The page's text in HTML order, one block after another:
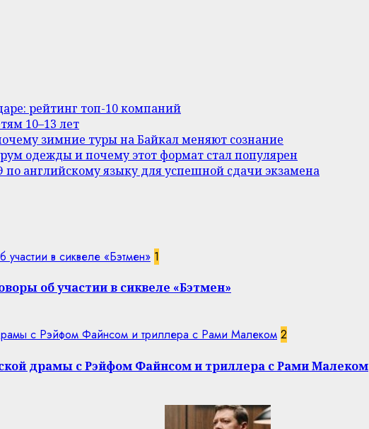
рейтинг топ-10 компаний
10–13 лет
зимние туры на Байкал меняют сознание
одежды и почему этот формат стал популярен
английскому языку для успешной сдачи экзамена
участии в сиквеле «Бэтмен» 1
об участии в сиквеле «Бэтмен»
с Рэйфом Файнсом и триллера с Рами Малеком 2
драмы с Рэйфом Файнсом и триллера с Рами Малеком